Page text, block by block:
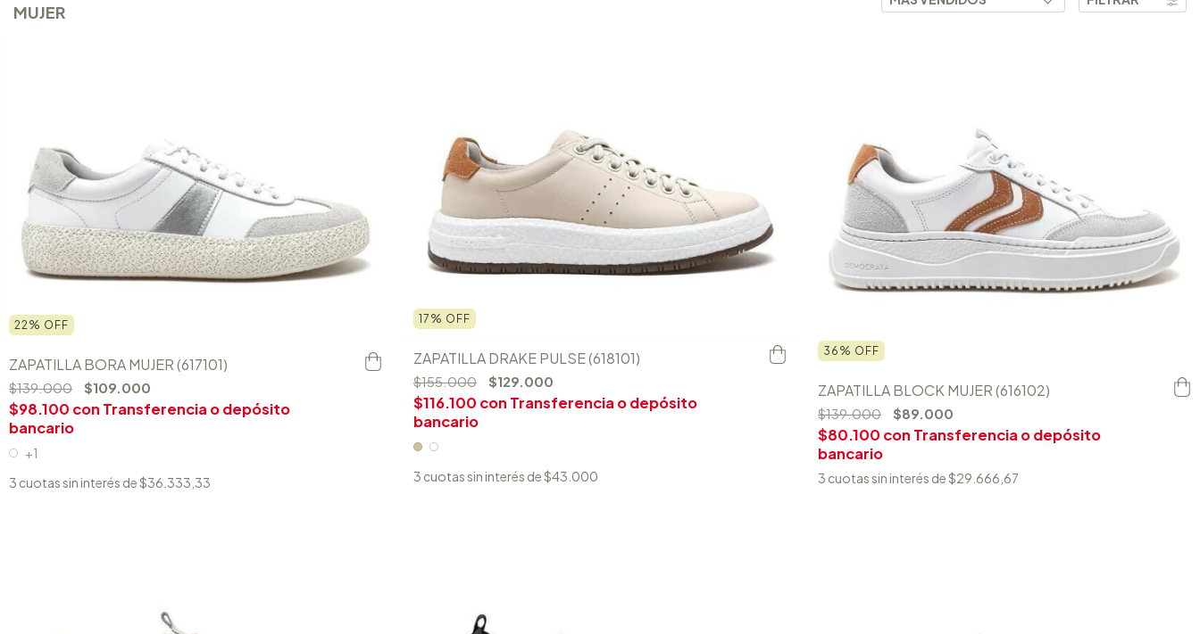
MUJER
22% OFF
ZAPATILLA BORA MUJER (617101)
$139.000 $109.000
$98.100 con Transferencia o depósito
bancario
+1
3 cuotas sin interés de$36.333,33
17 % OFF
ZAPATILLA DRAKE PULSE (618101)
$155.000 $129.000
$116.100 con Transferencia o depósito
bancario
3 cuotas sin interés de$43.000
36 % OFF
ZAPATILLA BLOCK MUJER (616102)
$139.000 $89.000
$80.100 con Transferencia o depósito
bancario
3 cuotas sin interés de$29.666,67